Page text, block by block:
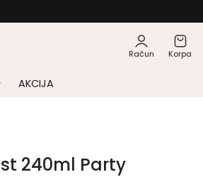
Račun Korpa
AKCIJA
240ml Party